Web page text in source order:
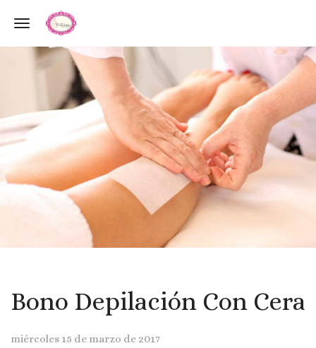
Toggle navigation
Bono Depilación Con Cera
miércoles 15 de marzo de 2017